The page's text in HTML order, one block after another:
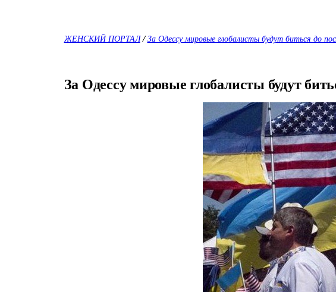
ЖЕНСКИЙ ПОРТАЛ/За Одессу мировые глобалисты будут биться до
За Одессу мировые глобалисты будут